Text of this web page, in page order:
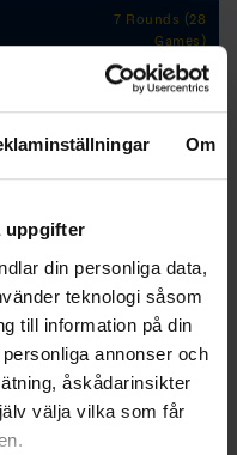
Om
uppgifter
din personliga data,
teknologi såsom
till information på din
annonser och
åskådarinsikter
välja vilka som får
7 Rounds (28
Games)
TP
0 44 22
2 12
2 3
13
3 1
13